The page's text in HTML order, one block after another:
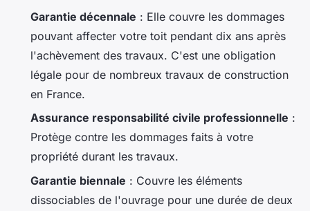
Garantie décennale : Elle couvre les dommages
pouvant affecter votre toit pendant dix ans après
l'achèvement des travaux. C'est une obligation
légale pour de nombreux travaux de construction
en France.
Assurance responsabilité civile professionnelle :
Protège contre les dommages faits à votre
propriété durant les travaux.
Garantie biennale : Couvre les éléments
dissociables de l'ouvrage pour une durée de deux